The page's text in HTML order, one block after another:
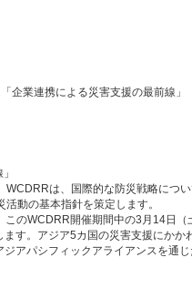
企業連携による災害支援の最前線」
は、国際的な防災戦略につ
動の基本指針を策定します。
このWCDRR開催期間中の3月14日
す。アジア5カ国の災害支援にか
アパシフィックアライアンスを通